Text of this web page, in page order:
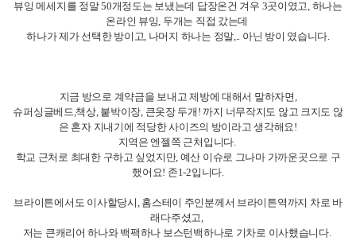
지금 방으로 계약금을 보내고 제방에 대해서 말하자면,
슈퍼싱글베드,책상, 붙박이장, 큰옷장 두개! 까지 너무작지도 않고 크지도 않
은 혼자 지내기에 적당한 사이즈의 방이라고 생각해요!
지역은 엔젤쪽 근처입니다.
학교 근처로 최대한 구하고 싶었지만, 예산 이슈로 그나마 가까운곳으로 구
했어요! 존1-2입니다.
브라이튼에서도 이사할당시, 홈스테이 주인분께서 브라이튼역까지 차로 바
래다주셨고,
저는 큰캐리어 하나와 백팩하나 보스턴백하나로 기차로 이사했습니다.